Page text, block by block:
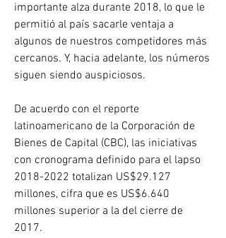
importante alza durante 2018, lo que le
permitió al país sacarle ventaja a
algunos de nuestros competidores más
cercanos. Y, hacia adelante, los números
siguen siendo auspiciosos.
De acuerdo con el reporte
latinoamericano de la Corporación de
Bienes de Capital (CBC), las iniciativas
con cronograma definido para el lapso
2018-2022 totalizan US$29.127
millones, cifra que es US$6.640
millones superior a la del cierre de
2017.